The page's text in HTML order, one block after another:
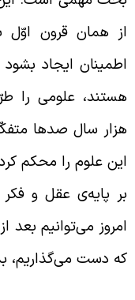
همان قرون اوّل
ایجاد بشود
علومی را
سال صدها متفکّر
علوم را محکم
پایه‌ی عقل و فکر
می‌توانیم بعد
دست می‌گذاریم،